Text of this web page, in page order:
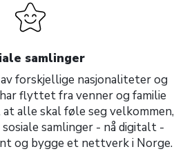
samlinger
forskjellige nasjonaliteter og
flyttet fra venner og familie
alle skal føle seg velkommen,
samlinger - nå digitalt -
og bygge et nettverk i Norge.